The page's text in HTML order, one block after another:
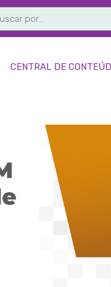
CENTRAL DE